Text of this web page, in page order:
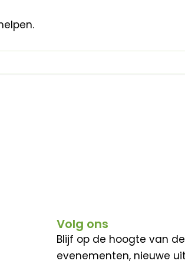
Volg ons
Blijf op de hoogte van
evenementen, nieuwe